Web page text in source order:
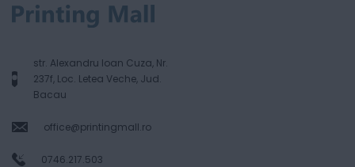
str. Alexandru Ioan Cuza, Nr.
237f, Loc. Letea Veche, Jud.
Bacau
office@printingmall.ro
0746.217.503